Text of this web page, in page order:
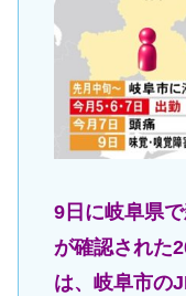
9日に岐阜県
が確認された
は、岐阜市の